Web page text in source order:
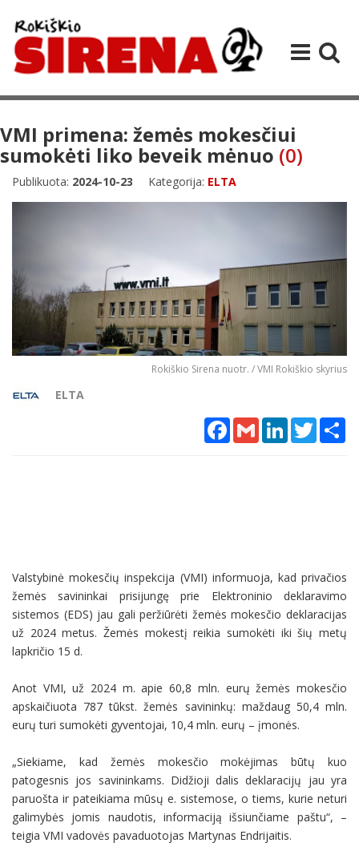
VMI primena: žemės mokesčiui
sumokėti liko beveik mėnuo (0)
Publikuota: 2024-10-23 Kategorija: ELTA
Rokiškio Sirena nuotr. / VMI Rokiškio skyrius
ELTA
Facebook
Gmail LinkedInTwitter
Valstybinė mokesčių inspekcija (VMI) informuoja, kad privačios
žemės savininkai prisijungę prie Elektroninio deklaravimo
sistemos (EDS) jau gali peržiūrėti žemės mokesčio deklaracijas
už 2024 metus. Žemės mokestį reikia sumokėti iki šių metų
lapkričio 15 d.
Anot VMI, už 2024 m. apie 60,8 mln. eurų žemės mokesčio
apskaičiuota 787 tūkst. žemės savininkų: maždaug 50,4 mln.
eurų turi sumokėti gyventojai, 10,4 mln. eurų – įmonės.
„Siekiame, kad žemės mokesčio mokėjimas būtų kuo
patogesnis jos savininkams. Didžioji dalis deklaracijų jau yra
paruošta ir pateikiama mūsų e. sistemose, o tiems, kurie neturi
galimybės jomis naudotis, informaciją išsiunčiame paštu“, –
teigia VMI vadovės pavaduotojas Martynas Endrijaitis.